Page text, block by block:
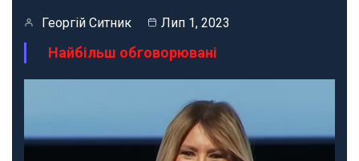
Георгій Ситник Лип 1, 2023
Найбільш обговорювані